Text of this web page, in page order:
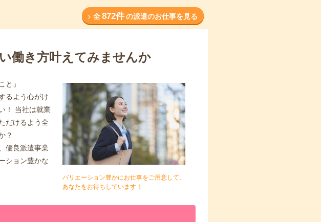
全 872件 の派遣のお仕事を見る
働き方叶えてみませんか
」
るよう心がけ
！ 当社は就業
だけるよう全
？
優良派遣事業
ション豊かな
バリエーション豊かにお仕事をご用意して、
あなたをお待ちしています！